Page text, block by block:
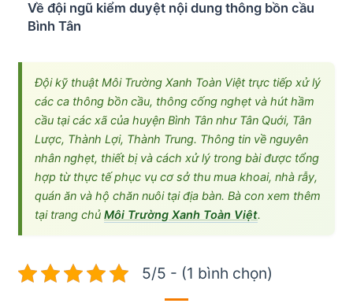
Về đội ngũ kiểm duyệt nội dung thông bồn cầu
Bình Tân
Đội kỹ thuật Môi Trường Xanh Toàn Việt trực tiếp xử lý
các ca thông bồn cầu, thông cống nghẹt và hút hầm
cầu tại các xã của huyện Bình Tân như Tân Quới, Tân
Lược, Thành Lợi, Thành Trung. Thông tin về nguyên
nhân nghẹt, thiết bị và cách xử lý trong bài được tổng
hợp từ thực tế phục vụ cơ sở thu mua khoai, nhà rẫy,
quán ăn và hộ chăn nuôi tại địa bàn. Bà con xem thêm
tại trang chủ Môi Trường Xanh Toàn Việt.
5/5 - (1 bình chọn)